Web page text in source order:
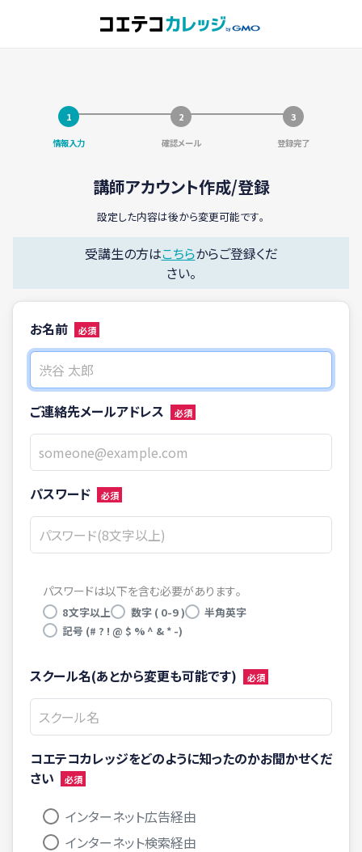
情報入力 確認メール 登録完了
講師アカウント作成/登録
設定した内容は後から変更可能です。
受講生の方はこちらからご登録くだ
さい。
お名前
ご連絡先メールアドレス
パスワード
パスワードは以下を含む必要があります。
8文字以上 数字 ( 0-9 )
半角英字
記号 (# ? ! @ $ % ^ & * -)
スクール名(あとから変更も可能です)
コエテコカレッジをどのように知ったのかお聞かせくだ
さい
インターネット広告経由
インターネット検索経由